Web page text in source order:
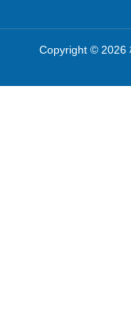
Copyright © 2026